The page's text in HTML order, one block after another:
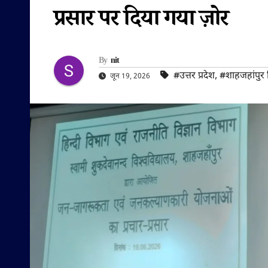
प्रसार पर दिया गया ज़ोर
By nit
जून 19, 2026 #उत्तर प्रदेश, #शाहजहांपुर